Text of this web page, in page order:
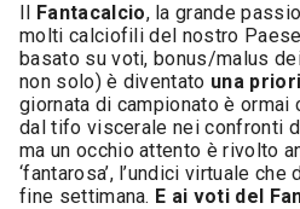
Il Fantacalcio, la grande
molti calciofili del nostro
basato su voti, bonus/malus
non solo) è diventato una
giornata di campionato è
dal tifo viscerale nei confronti
ma un occhio attento è rivolto
‘fantarosa’, l’undici virtuale
fine settimana. E ai voti del